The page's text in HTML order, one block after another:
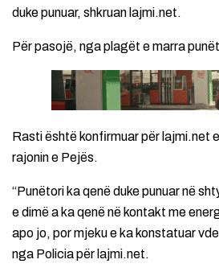
duke punuar, shkruan lajmi.net.
Për pasojë, nga plagët e marra
Rasti është konfirmuar për lajmi.net
rajonin e Pejës.
“Punëtori ka qenë duke punuar në
e dimë a ka qenë në kontakt me
apo jo, por mjeku e ka konstatuar
nga Policia për lajmi.net.